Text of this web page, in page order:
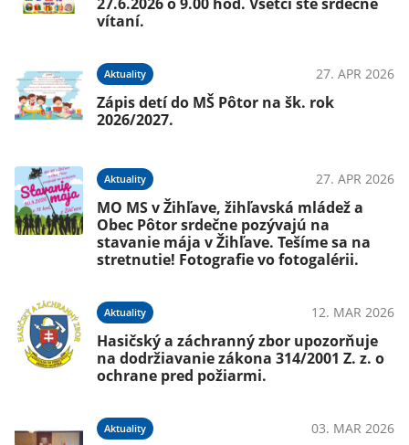
vítaní.
Aktuality 27. APR 2026
Zápis detí do MŠ Pôtor na šk. rok
2026/2027.
Aktuality 27. APR 2026
MO MS v Žihľave, žihľavská mládež a
Obec Pôtor srdečne pozývajú na
stavanie mája v Žihľave. Tešíme sa na
stretnutie! Fotografie vo fotogalérii.
Aktuality 12. MAR 2026
Hasičský a záchranný zbor upozorňuje
na dodržiavanie zákona 314/2001 Z. z. o
ochrane pred požiarmi.
Aktuality 03. MAR 2026